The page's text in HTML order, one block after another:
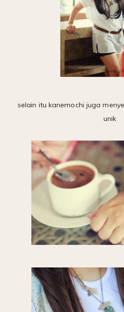
selain itu kanemochi juga
unik